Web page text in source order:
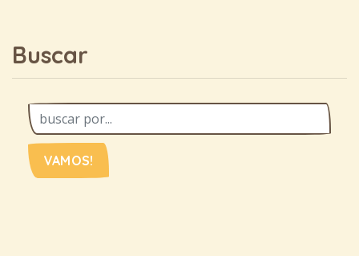
Buscar
VAMOS!